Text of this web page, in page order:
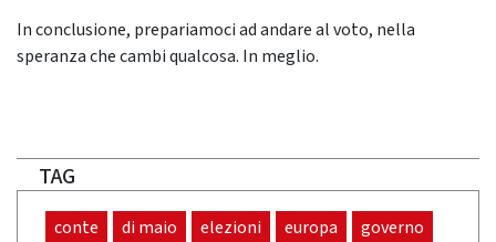
In conclusione, prepariamoci ad andare al voto, nella
speranza che cambi qualcosa. In meglio.
TAG
conte di maio elezioni europa governo